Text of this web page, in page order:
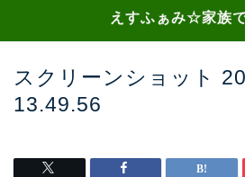
えすふぁみ☆家族
スクリーンショット
13.49.56